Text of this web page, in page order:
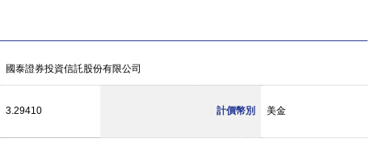
國泰證券投資信託股份有限公司
3.29410 計價幣別 美金